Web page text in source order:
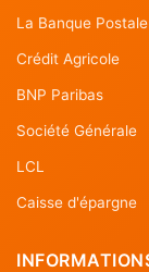
La Banque Postale
Crédit Agricole
BNP Paribas
Société Générale
LCL
Caisse d'épargne